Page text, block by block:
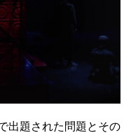
出題された問題とその